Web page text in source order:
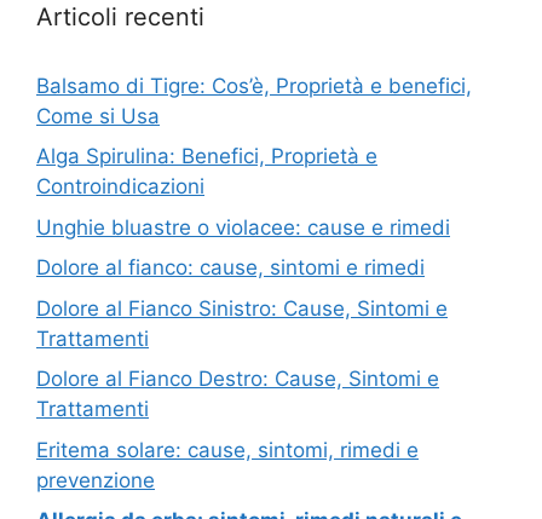
Articoli recenti
Balsamo di Tigre: Cos’è, Proprietà e benefici,
Come si Usa
Alga Spirulina: Benefici, Proprietà e
Controindicazioni
Unghie bluastre o violacee: cause e rimedi
Dolore al fianco: cause, sintomi e rimedi
Dolore al Fianco Sinistro: Cause, Sintomi e
Trattamenti
Dolore al Fianco Destro: Cause, Sintomi e
Trattamenti
Eritema solare: cause, sintomi, rimedi e
prevenzione